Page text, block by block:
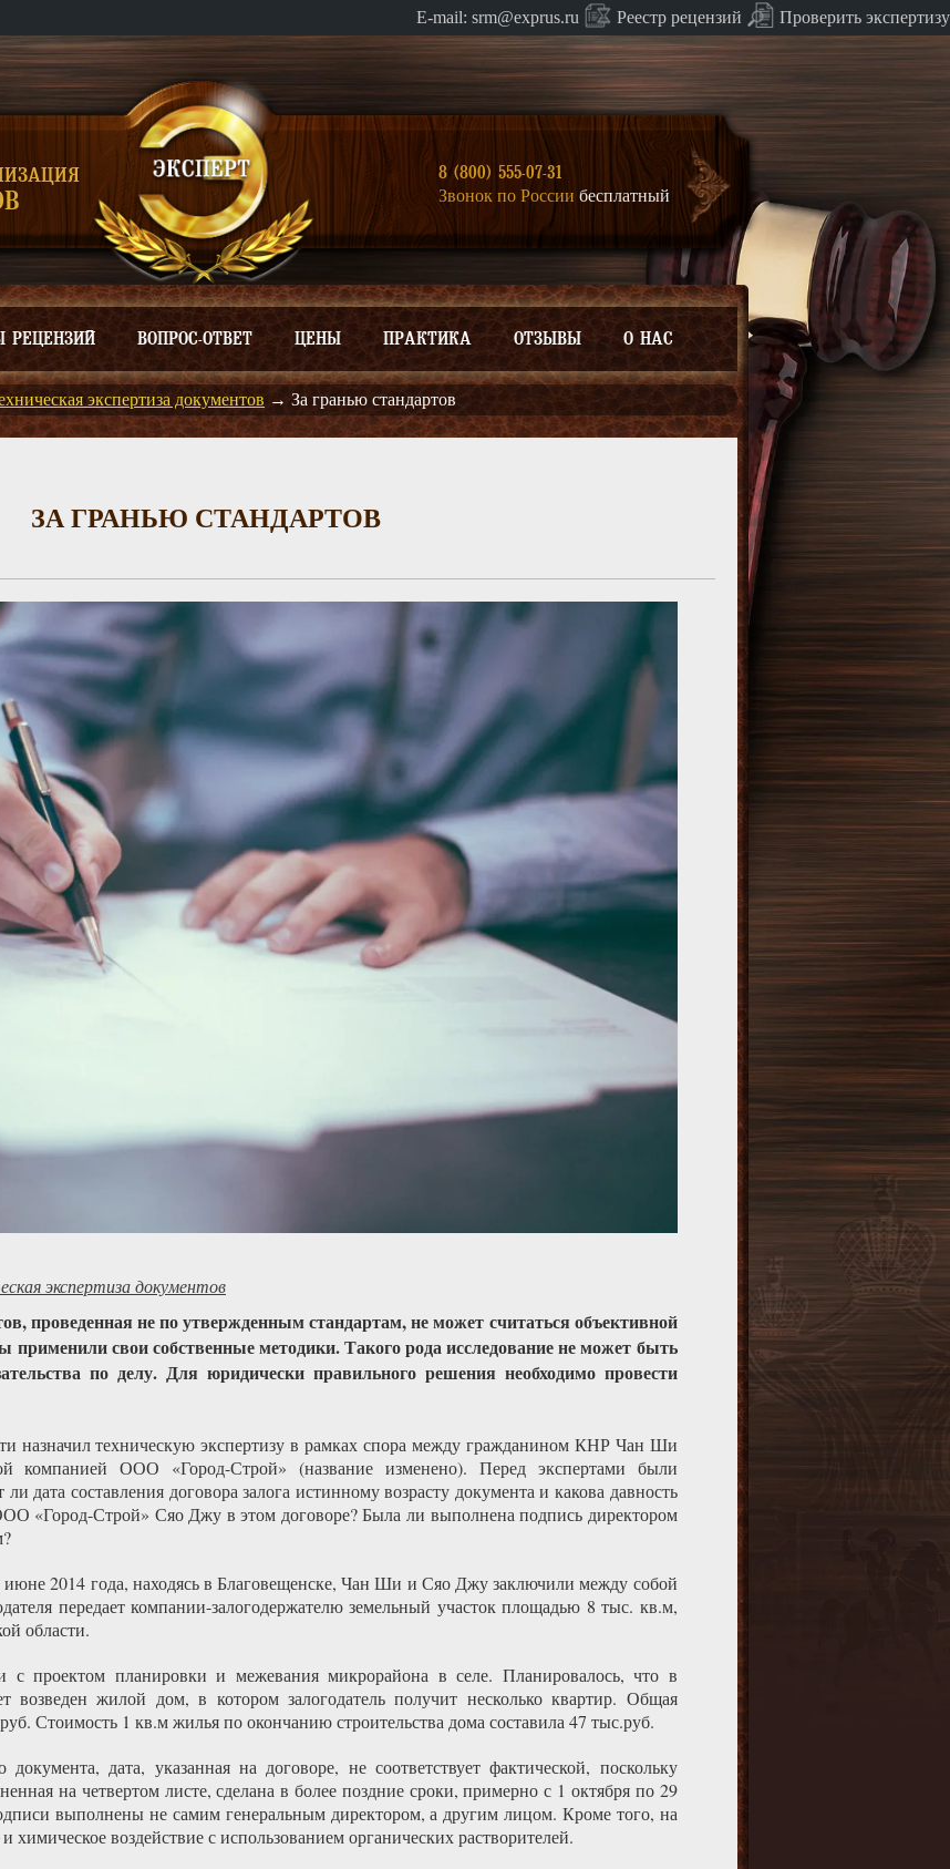
E-mail: srm@exprus.ru Реестр рецензий Проверить экспертизу
8 (800) 555-07-31
Звонок по России бесплатный
РЕЦЕНЗИЙ ВОПРОС-ОТВЕТ ЦЕНЫ ПРАКТИКА ОТЗЫВЫ О НАС
экспертиза документов → За гранью стандартов
ЗА ГРАНЬЮ СТАНДАРТОВ
экспертиза документов
проведенная не по утвержденным стандартам, не может считаться объективной
применили свои собственные методики. Такого рода исследование не может быть
по делу. Для юридически правильного решения необходимо провести
назначил техническую экспертизу в рамках спора между гражданином КНР Чан Ши
компанией ООО «Город-Строй» (название изменено). Перед экспертами были
дата составления договора залога истинному возрасту документа и какова давность
«Город-Строй» Сяо Джу в этом договоре? Была ли выполнена подпись директором
июне 2014 года, находясь в Благовещенске, Чан Ши и Сяо Джу заключили между собой
передает компании-залогодержателю земельный участок площадью 8 тыс. кв.м,
области.
с проектом планировки и межевания микрорайона в селе. Планировалось, что в
возведен жилой дом, в котором залогодатель получит несколько квартир. Общая
Стоимость 1 кв.м жилья по окончанию строительства дома составила 47 тыс.руб.
документа, дата, указанная на договоре, не соответствует фактической, поскольку
на четвертом листе, сделана в более поздние сроки, примерно с 1 октября по 29
выполнены не самим генеральным директором, а другим лицом. Кроме того, на
химическое воздействие с использованием органических растворителей.